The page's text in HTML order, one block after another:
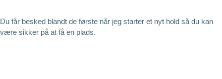
Du får besked blandt de første når jeg starter et nyt hold så du kan
være sikker på at få en plads.